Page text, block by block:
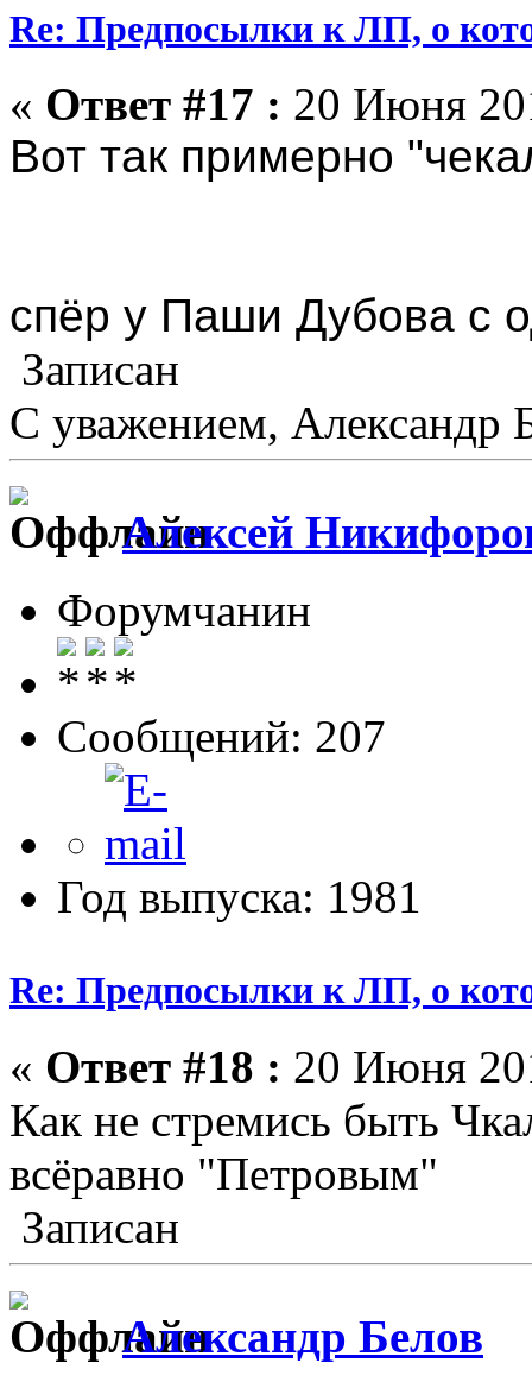
Re: Предпосылки к ЛП, о
« Ответ #17 : 20 Июня
Вот так примерно
спёр у Паши Дубова с
Записан
С уважением, Александр
Алексей
Форумчанин
Сообщений: 207
Год выпуска: 1981
Re: Предпосылки к ЛП, о
« Ответ #18 : 20 Июня
Как не стремись быть
всёравно "Петровым"
Записан
Александр Белов